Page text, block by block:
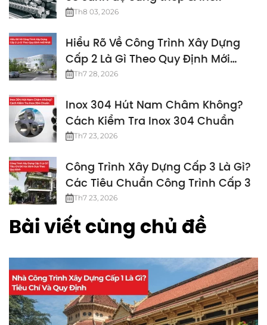
Th8 03, 2026
Hiểu Rõ Về Công Trình Xây Dựng
Cấp 2 Là Gì Theo Quy Định Mới
Nhất
Th7 28, 2026
Inox 304 Hút Nam Châm Không?
Cách Kiểm Tra Inox 304 Chuẩn
Th7 23, 2026
Công Trình Xây Dựng Cấp 3 Là Gì?
Các Tiêu Chuẩn Công Trình Cấp 3
Th7 23, 2026
Bài viết cùng chủ đề